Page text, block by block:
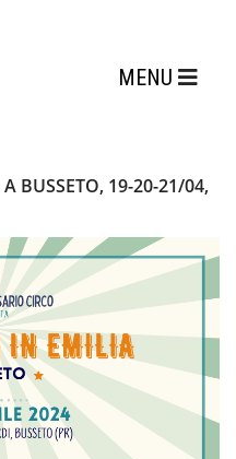
BUSSETO, 19-20-21/04,